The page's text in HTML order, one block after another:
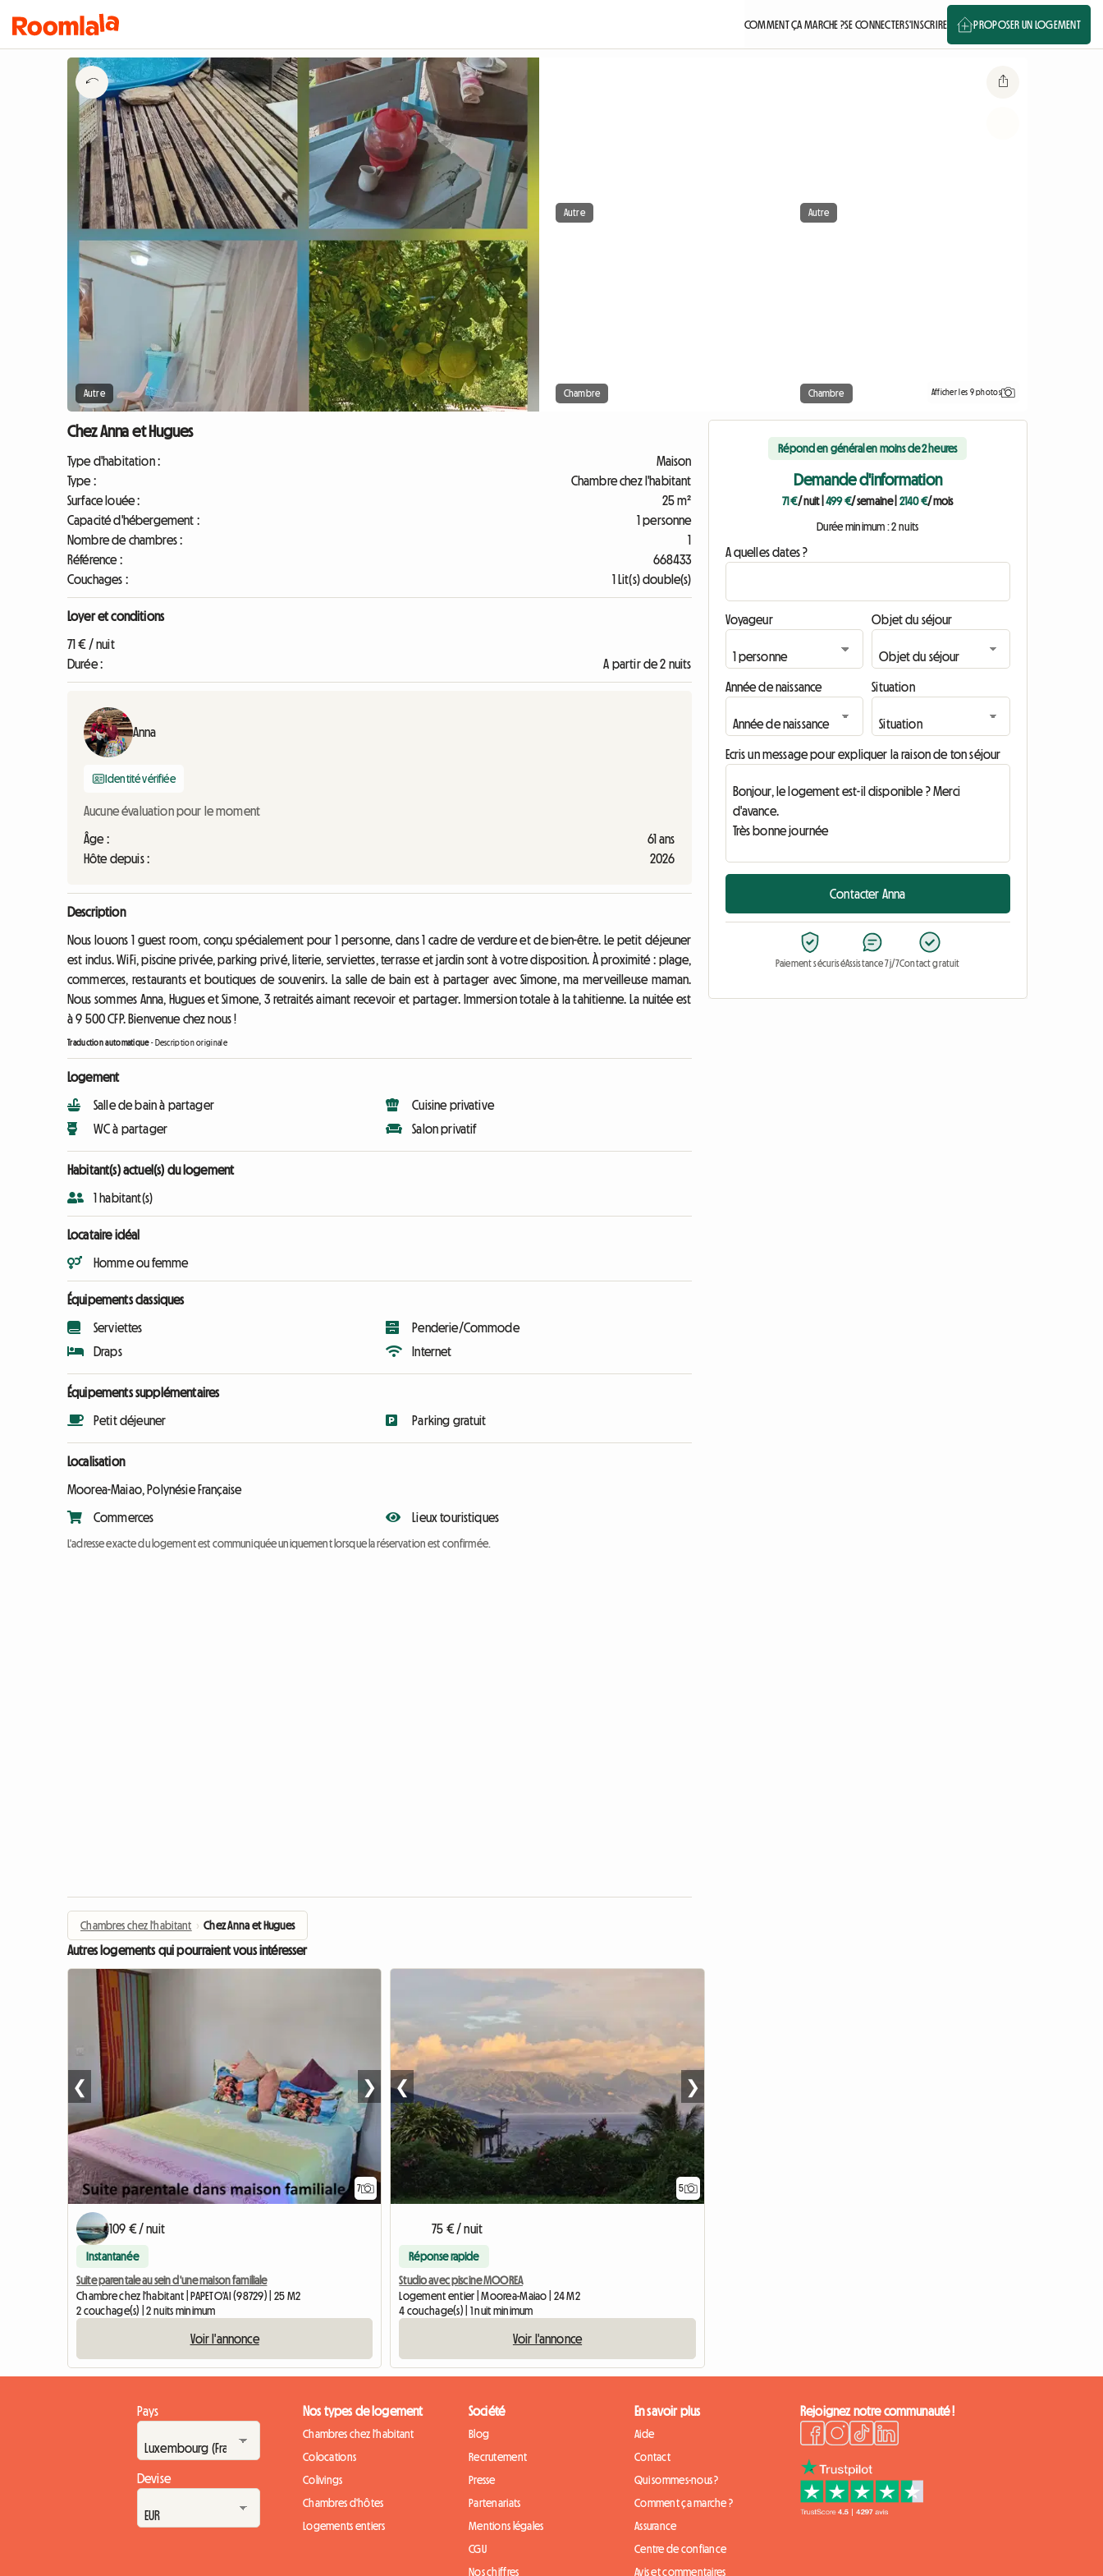
COMMENT ÇA MARCHE ?SE CONNECTERS'INSCRIRE PROPOSER UN LOGEMENT
Autre
Autre Autre
Chambre Chambre Afficher les 9 photos
Chez Anna et Hugues
Type d'habitation :
Maison
Type :
Chambre chez l'habitant
Surface louée :
25 m²
Capacité d'hébergement :
1 personne
Nombre de chambres :
1
Référence :
668433
Couchages :
1 Lit(s) double(s)
Loyer et conditions
71 € / nuit
Durée :
A partir de 2 nuits
Anna
Identité vérifiée
Aucune évaluation pour le moment
Âge :
61 ans
Hôte depuis :
2026
Description
Nous louons 1 guest room, conçu spécialement pour 1 personne, dans 1 cadre de verdure et de bien-être. Le petit déjeuner
est inclus. WiFi, piscine privée, parking privé, literie, serviettes, terrasse et jardin sont à votre disposition. À proximité : plage,
commerces, restaurants et boutiques de souvenirs. La salle de bain est à partager avec Simone, ma merveilleuse maman.
Nous sommes Anna, Hugues et Simone, 3 retraités aimant recevoir et partager. Immersion totale à la tahitienne. La nuitée est
à 9 500 CFP. Bienvenue chez nous !
Traduction automatique- Description originale
Logement
Salle de bain à partager
WC à partager
Cuisine privative
Salon privatif
Habitant(s) actuel(s) du logement
1 habitant(s)
Locataire idéal
Homme ou femme
Équipements classiques
Serviettes
Draps
Penderie/Commode
Internet
Équipements supplémentaires
Petit déjeuner Parking gratuit
Localisation
Moorea-Maiao, Polynésie Française
Commerces Lieux touristiques
L'adresse exacte du logement est communiquée uniquement lorsque la réservation est confirmée.
Répond en général en moins de 2 heures
Demande d'information
71 €/ nuit| 499 €/ semaine| 2140 €/ mois
Durée minimum : 2 nuits
A quelles dates ?
Voyageur Objet du séjour
Année de naissance Situation
Ecris un message pour expliquer la raison de ton séjour
Contacter Anna
Paiement sécuriséAssistance 7j/7Contact gratuit
Chambres chez l'habitant › Chez Anna et Hugues
Autres logements qui pourraient vous intéresser
7
❮ ❯
109 € / nuit
Instantanée
Suite parentale au sein d'une maison familiale
Chambre chez l'habitant | PAPETO'AI (98729) | 25 M2
2 couchage(s) | 2 nuits minimum
Voir l'annonce
5
❮ ❯
75 € / nuit
Réponse rapide
Studio avec piscine MOOREA
Logement entier | Moorea-Maiao | 24 M2
4 couchage(s) | 1 nuit minimum
Voir l'annonce
Pays
Devise
Nos types de logement
Chambres chez l'habitant
Colocations
Colivings
Chambres d'hôtes
Logements entiers
Société
Blog
Recrutement
Presse
Partenariats
Mentions légales
CGU
Nos chiffres
En savoir plus
Aide
Contact
Qui sommes-nous ?
Comment ça marche ?
Assurance
Centre de confiance
Avis et commentaires
Rejoignez notre communauté !